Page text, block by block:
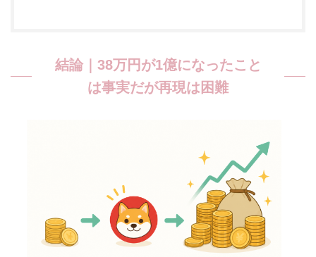
結論｜38万円が1億になったこと
は事実だが再現は困難